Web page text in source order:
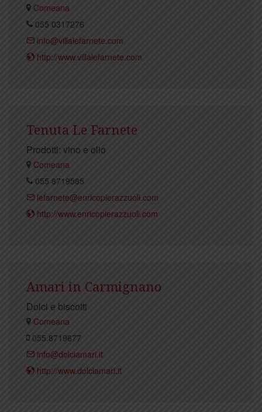
Comeana
055 0317276
info@villalefarnete.com
http://www.villalefarnete.com
Tenuta Le Farnete
Prodotti: vino e olio
Comeana
055 8719585
lefarnete@enricopierazzuoli.com
http://www.enricopierazzuoli.com
Amari in Carmignano
Dolci e biscotti
Comeana
055.8719677
info@dolciamari.it
http://www.dolciamari.it